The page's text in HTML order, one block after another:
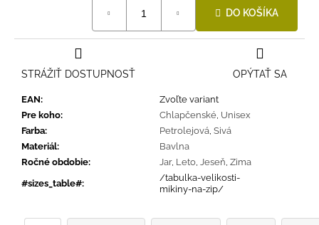
DO KOŠÍKA
EAN:
Zvoľte variant
Pre koho: Chlapčenské Unisex
Farba: Petrolejová Sivá
Materiál:
Bavlna
Ročné obdobie: Jar, Leto Jeseň Zima
#sizes_table#:
/tabulka-velikosti-
mikiny-na-zip/
OPÝTAŤ SA
STRÁŽIŤ DOSTUPNOSŤ